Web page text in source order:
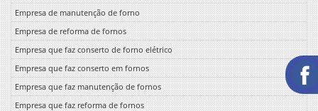
Empresa de manutenção de forno
Empresa de reforma de fornos
Empresa que faz conserto de forno elétrico
Empresa que faz conserto em fornos
Empresa que faz manutenção de fornos
Empresa que faz reforma de fornos